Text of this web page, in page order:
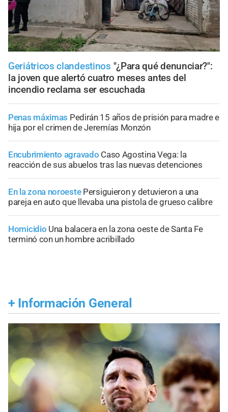
Geriátricos clandestinos "¿Para qué denunciar?":
la joven que alertó cuatro meses antes del
incendio reclama ser escuchada
Penas máximas Pedirán 15 años de prisión para madre e
hija por el crimen de Jeremías Monzón
Encubrimiento agravado Caso Agostina Vega: la
reacción de sus abuelos tras las nuevas detenciones
En la zona noroeste Persiguieron y detuvieron a una
pareja en auto que llevaba una pistola de grueso calibre
Homicidio Una balacera en la zona oeste de Santa Fe
terminó con un hombre acribillado
+ Información General